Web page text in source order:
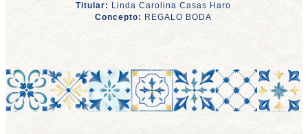
Titular: Linda Carolina Casas Haro
Concepto: REGALO BODA